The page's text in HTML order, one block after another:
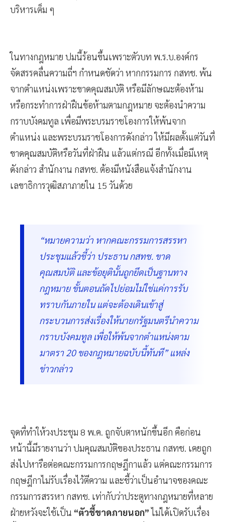
บริหารเต็ม ๆ
ในทางกฎหมาย ปมนี้ร้อนขึ้นเพราะตัวบท พ.ร.บ.องค์กร
จัดสรรคลื่นความถี่ฯ กำหนดชัดว่า หากกรรมการ กสทช. พ้น
จากตำแหน่งเพราะขาดคุณสมบัติ หรือมีลักษณะต้องห้าม
หรือกระทำการฝ่าฝืนข้อห้ามตามกฎหมาย จะต้องนำความ
กราบบังคมทูล เพื่อมีพระบรมราชโองการให้พ้นจาก
ตำแหน่ง และพระบรมราชโองการดังกล่าว ให้มีผลตั้งแต่วันที่
ขาดคุณสมบัติหรือวันที่ฝ่าฝืน แล้วแต่กรณี อีกทั้งเมื่อมีเหตุ
ดังกล่าว สำนักงาน กสทช. ต้องมีหนังสือแจ้งสำนักงาน
เลขาธิการวุฒิสภาภายใน 15 วันด้วย
“หมายความว่า หากคณะกรรมการสรรหา
ประชุมแล้วชี้ว่า ประธาน กสทช. ขาด
คุณสมบัติ และข้อยุตินั้นถูกยึดเป็นฐานทาง
กฎหมาย ขั้นตอนถัดไปย่อมไม่ใช่แค่การรับ
ทราบกันภายใน แต่จะต้องเดินเข้าสู่
กระบวนการส่งเรื่องให้นายกรัฐมนตรีนำความ
กราบบังคมทูล เพื่อให้พ้นจากตำแหน่งตาม
มาตรา 20 ของกฎหมายฉบับนี้ทันที” แหล่ง
ข่าวกล่าว
จุดที่ทำให้วงประชุม 8 พ.ค. ถูกจับตาหนักขึ้นอีก คือก่อน
หน้านี้มีรายงานว่า ปมคุณสมบัติของประธาน กสทช. เคยถูก
ส่งไปหารือต่อคณะกรรมการกฤษฎีกาแล้ว แต่คณะกรรมการ
กฤษฎีกาไม่รับเรื่องไว้ตีความ และชี้ว่าเป็นอำนาจของคณะ
กรรมการสรรหา กสทช. เท่ากับว่าประตูทางกฎหมายที่หลาย
ฝ่ายหวังจะใช้เป็น “ตัวชี้ขาดภายนอก”ไม่ได้เปิดรับเรื่อง